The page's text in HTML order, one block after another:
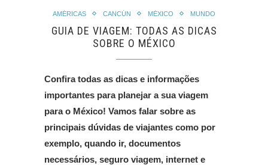
AMÉRICAS CANCÚN MÉXICO MUNDO
GUIA DE VIAGEM: TODAS AS DICAS
SOBRE O MÉXICO
Confira todas as dicas e informações
importantes para planejar a sua viagem
para o México! Vamos falar sobre as
principais dúvidas de viajantes como por
exemplo, quando ir, documentos
necessários, seguro viagem, internet e